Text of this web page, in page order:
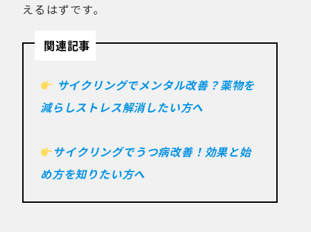
えるはずです。
関連記事
サイクリングでメンタル改善？薬物を
減らしストレス解消したい方へ
サイクリングでうつ病改善！効果と始
め方を知りたい方へ